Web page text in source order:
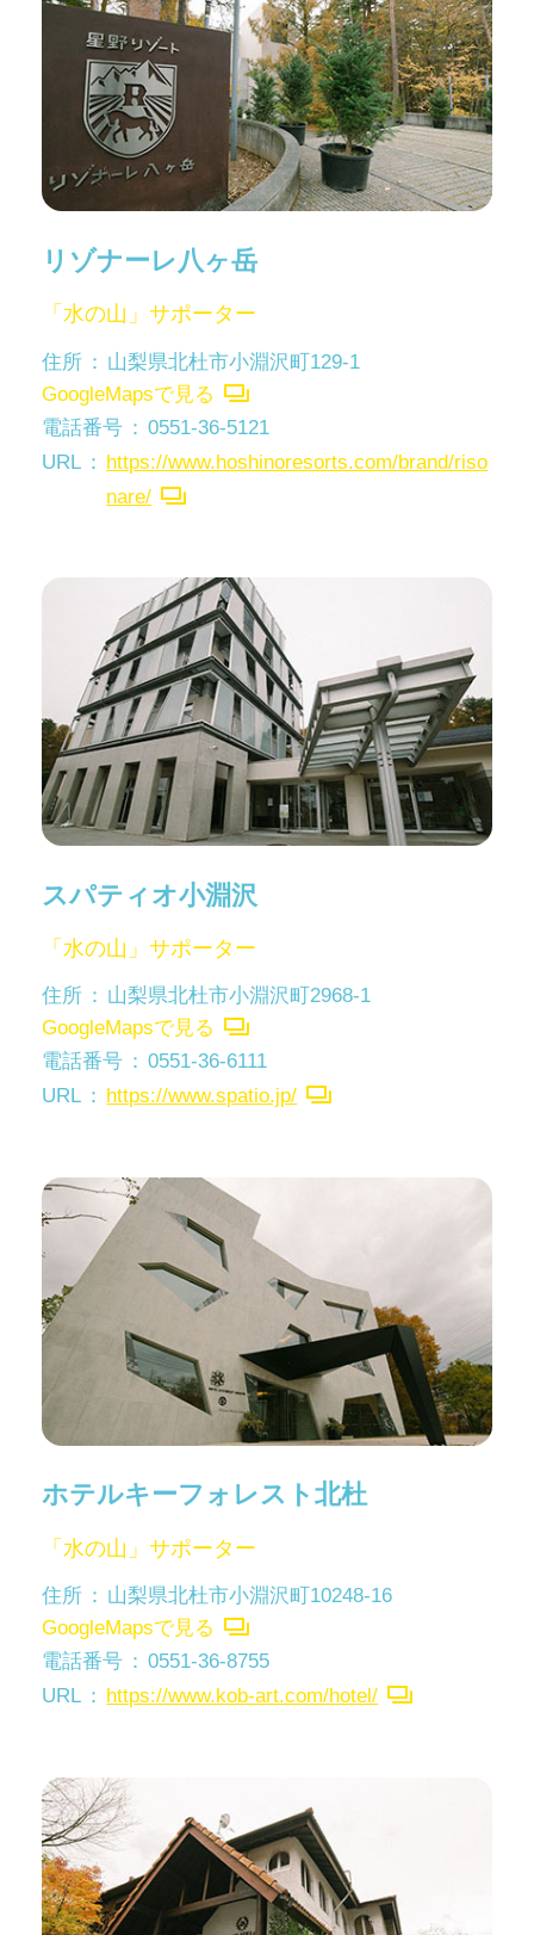
リゾナーレ八ヶ岳
「水の山」サポーター
住所
山梨県北杜市小淵沢町129-1
GoogleMapsで見る
電話番号
0551-36-5121
URL
https://www.hoshinoresorts.com/brand/riso
nare/
スパティオ小淵沢
「水の山」サポーター
住所
山梨県北杜市小淵沢町2968-1
GoogleMapsで見る
電話番号
0551-36-6111
URL
https://www.spatio.jp/
ホテルキーフォレスト北杜
「水の山」サポーター
住所
山梨県北杜市小淵沢町10248-16
GoogleMapsで見る
電話番号
0551-36-8755
URL
https://www.kob-art.com/hotel/